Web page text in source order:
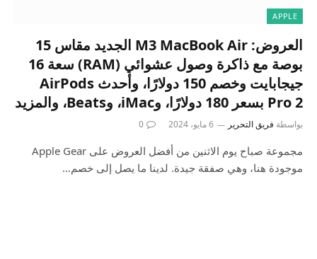
APPLE
العروض: M3 MacBook Air الجديد مقاس 15
بوصة مع ذاكرة وصول عشوائي (RAM) سعة 16
جيجابايت وخصم 150 دولارًا، وأحدث AirPods
Pro 2 بسعر 180 دولارًا، وiMac، وBeats، والمزيد
بواسطة فريق التحرير 6 مايو، 2024 0
مجموعة صباح يوم الاثنين من أفضل العروض على Apple Gear
موجودة هنا، وهي صفقة جيدة. لدينا ما يصل إلى خصم…